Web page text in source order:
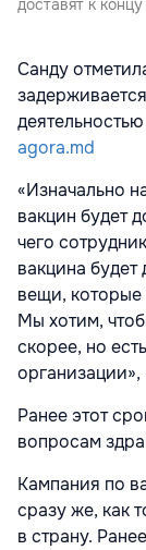
доставят к
Санду
agora.md
«Изначально
вакцин будет
чего
вакцина будет
вещи,
Мы хотим,
скорее, но
Ранее этот
вопросам
Кампания по
сразу же, как
в страну.